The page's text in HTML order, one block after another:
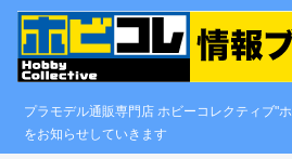
プラモデル通販専門店 ホビーコレクティブ"
をお知らせしていきます